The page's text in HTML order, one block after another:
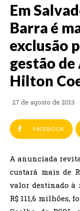
Em
Barra é
exclusão
gestão
Hilton
27 de agosto de 2013
FACEBOOK
A anunciada
custará mais de
valor destinado à
R$ 111,6 milhões,